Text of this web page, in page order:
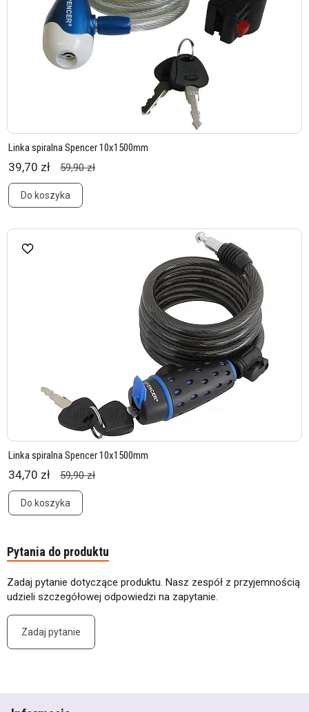
Linka spiralna Spencer 10x1500mm
39,70 zł 59,90 zł
Do koszyka
Linka spiralna Spencer 10x1500mm
34,70 zł 59,90 zł
Do koszyka
Pytania do produktu
Zadaj pytanie dotyczące produktu. Nasz zespół z przyjemnością
udzieli szczegółowej odpowiedzi na zapytanie.
Zadaj pytanie